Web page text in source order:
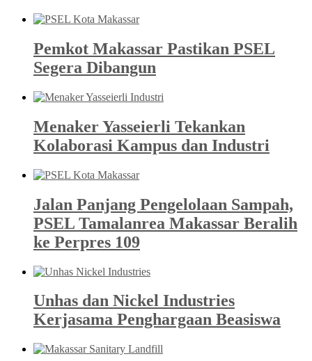
Pemkot Makassar Pastikan PSEL
Segera Dibangun
Menaker Yasseierli Tekankan
Kolaborasi Kampus dan Industri
Jalan Panjang Pengelolaan Sampah,
PSEL Tamalanrea Makassar Beralih
ke Perpres 109
Unhas dan Nickel Industries
Kerjasama Penghargaan Beasiswa